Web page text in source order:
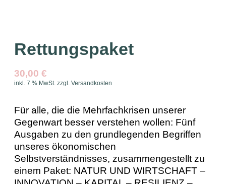
Rettungspaket
30,00€
inkl. 7 % MwSt. zzgl.Versandkosten
Für alle, die die Mehrfachkrisen unserer
Gegenwart besser verstehen wollen: Fünf
Ausgaben zu den grundlegenden Begriffen
unseres ökonomischen
Selbstverständnisses, zusammengestellt zu
einem Paket: NATUR UND WIRTSCHAFT –